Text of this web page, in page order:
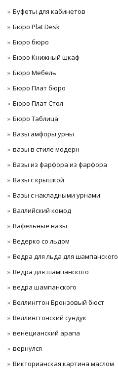
Буфеты для кабинетов
Бюро Plat Desk
Бюро бюро
Бюро Книжный шкаф
Бюро Мебель
Бюро Плат бюро
Бюро Плат Стол
Бюро Таблица
Вазы амфоры урны
вазы в стиле модерн
Вазы из фарфора из фарфора
Вазы с крышкой
Вазы с накладными урнами
Валлийский комод
Вафельные вазы
Ведерко со льдом
Ведра для льда для шампанского
Ведра для шампанского
ведра шампанского
Веллингтон Бронзовый бюст
Веллингтонский сундук
венецианский арапа
вернулся
Викторианская картина маслом